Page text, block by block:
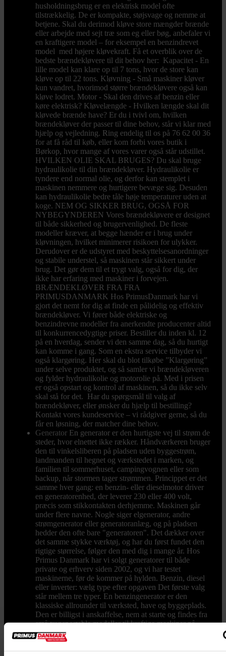
husholdningsbrug er en elektrisk model ofte
tilstrækkelig. De er kompakte, støjsvage og nemme at
betjene. Skal du derimod kløve store mængder brænde
eller arbejde med sejt træ som eg eller bøg, anbefaler vi
en kraftigere model – for eksempel en benzindrevet
model med højere kløvekraft. Få et overblik over de
bedste brændekløvere til dit behov her: Kapacitet - En
lille model kan klare op til 7 tons, hvor de store kan
kløve op til 22 tons. Kløvning - Små maskiner kløver
kun vandret, hvorimod større brændekløvere også kan
kløve lodret. Motor - Skal den drives af benzin eller
køre elektrisk? Kløvelængde - Hvilken længde skal dit
kløvede brænde have? Er du i tvivl om, hvilken
brændekløver der passer til dine behov, står vi klar med
hjælp og vejledning. Ring endelig til os på 76 62 00 36
for at få råd til køb, eller kom forbi vores butik i
Børkop, hvor mange af vores varer også står udstillet.
HVILKEN OLIE SKAL BRUGES? Du skal bruge
hydraulikolie til din brændekløver. Hydraulikolie er
tyndere end normal olie, og derfor kan stemplet i
maskinen nemmere og hurtigere bevæge sig. Desuden
kan hydraulikolie bedre tåle høje temperaturer uden at
koge. NEM OG SIKKER BRUG, OGSÅ FOR
NYBEGYNDEREN Vores brændekløvere er designet
til både sikkerhed og brugervenlighed. De fleste
modeller kræver, at begge hænder er i brug under
kløvningen, hvilket minimerer risikoen for ulykker.
Derudover er de udstyret med beskyttelsesanordninger
og stabile understel, så maskinen står sikkert under
brug. Det gør dem til et trygt valg, også for dig, der
ikke har erfaring med maskiner i forvejen.
BRÆNDEKLØVER FRA FRA
PRIMUSDANMARK Hos PrimusDanmark har vi
gjort det nemt for dig at finde en pålidelig og effektiv
brændekløver. Vi fører både elektriske og
benzindrevne modeller fra anerkendte producenter altid
til konkurrencedygtige priser. Bestiller du inden kl. 12
på en hverdag, sender vi den samme dag, så du hurtigt
kan komme i gang. Som en ekstra service tilbyder vi
også klargøring. Her skal du blot tilkøbe ”Klargøring”
under selve produktet, og så samler vi brændekløveren
og fylder hydraulikolie og motorolie på. Med i prisen
er også opstart og kontrol af maskinen, så du ikke selv
skal stå for det. Har du spørgsmål til valg af
brændekløver, eller ønsker du hjælp til bestilling?
Kontakt vores kundeservice – vi rådgiver gerne, så du
får en løsning, der matcher dine behov.
Generator En generator er den hurtigste vej til strøm de
steder, hvor elnettet ikke rækker. Håndværkeren bruger
den til vinkelsliberen på pladsen uden byggestrøm,
landmanden til hegnet og værkstedet i marken, og
familien til sommerhuset, campingvognen eller som
backup, når stormen tager strømmen. Princippet er det
samme hver gang: en benzin- eller dieselmotor driver
en generatorenhed, der leverer 230 eller 400 volt,
præcis som stikkontakten derhjemme. Maskinen går
under flere navne. Nogle siger elgenerator, andre
strømgenerator eller generatoranlæg, og på pladsen
hedder den ofte bare "generatoren". Det dækker over
det samme stykke værktøj, og har du først fundet den
rigtige størrelse, følger den med dig i mange år. Hos
Primus Danmark har vi solgt generatorer til både
private og erhverv siden 2002, og vi har testet
maskinerne, før de kommer på hylden. Benzin, diesel
eller inverter: vælg type efter opgaven Det første valg
står mellem tre typer. En benzingenerator er den
klassiske allrounder til værksted, have og byggeplads.
Den er billigst i anskaffelse, nem at starte og findes fra
små transportable modeller til kraftige maskiner på
næsten 8.000 watt. Skal maskinen køre mange timer i
træk, er en dieselgenerator det stærkeste valg.
Dieselmotoren kører ved lavere omdrejninger, bruger